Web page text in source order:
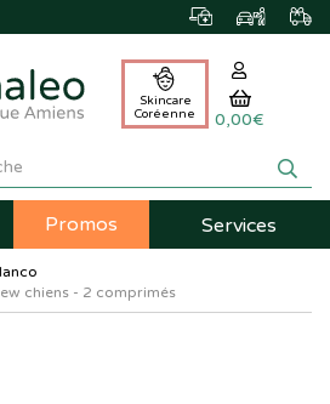
Skincare
Coréenne
0,00€
Promos Services
chiens - 2 comprimés